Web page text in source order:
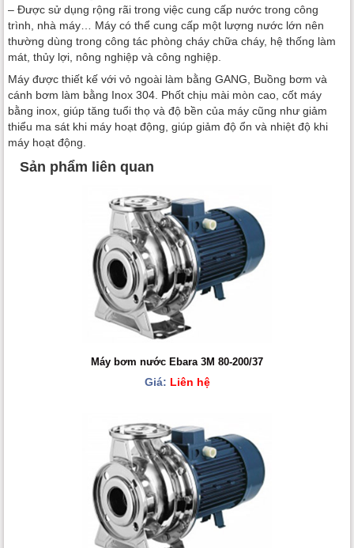
– Được sử dụng rộng rãi trong việc cung cấp nước trong công
trình, nhà máy… Máy có thể cung cấp một lượng nước lớn nên
thường dùng trong công tác phòng cháy chữa cháy, hệ thống làm
mát, thủy lợi, nông nghiệp và công nghiệp.
Máy được thiết kế với vỏ ngoài làm bằng GANG, Buồng bơm và
cánh bơm làm bằng Inox 304. Phốt chịu mài mòn cao, cốt máy
bằng inox, giúp tăng tuổi thọ và độ bền của máy cũng như giảm
thiểu ma sát khi máy hoạt động, giúp giảm độ ổn và nhiệt độ khi
máy hoạt động.
Sản phẩm liên quan
Máy bơm nước Ebara 3M 80-200/37
Giá: Liên hệ